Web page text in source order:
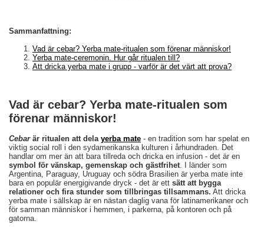
Sammanfattning:
Vad är cebar? Yerba mate-ritualen som förenar människor!
Yerba mate-ceremonin. Hur går ritualen till?
Att dricka yerba mate i grupp - varför är det värt att prova?
Vad är cebar? Yerba mate-ritualen som
förenar människor!
Cebarär ritualen att dela yerba mate - en tradition som har spelat en
viktig social roll i den sydamerikanska kulturen i århundraden. Det
handlar om mer än att bara tillreda och dricka en infusion - det är en
symbol för vänskap, gemenskap och gästfrihet. I länder som
Argentina, Paraguay, Uruguay och södra Brasilien är yerba mate inte
bara en populär energigivande dryck - det är ett sätt att bygga
relationer och fira stunder som tillbringas tillsammans. Att dricka
yerba mate i sällskap är en nästan daglig vana för latinamerikaner och
för samman människor i hemmen, i parkerna, på kontoren och på
gatorna.